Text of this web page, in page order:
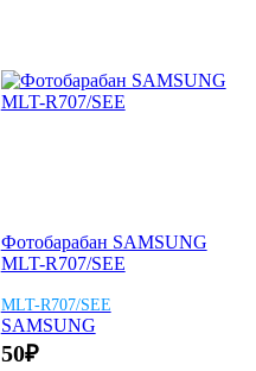
Фотобарабан SAMSUNG
MLT-R707/SEE
MLT-R707/SEE
SAMSUNG
50₽